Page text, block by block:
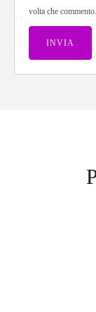
volta che commento.